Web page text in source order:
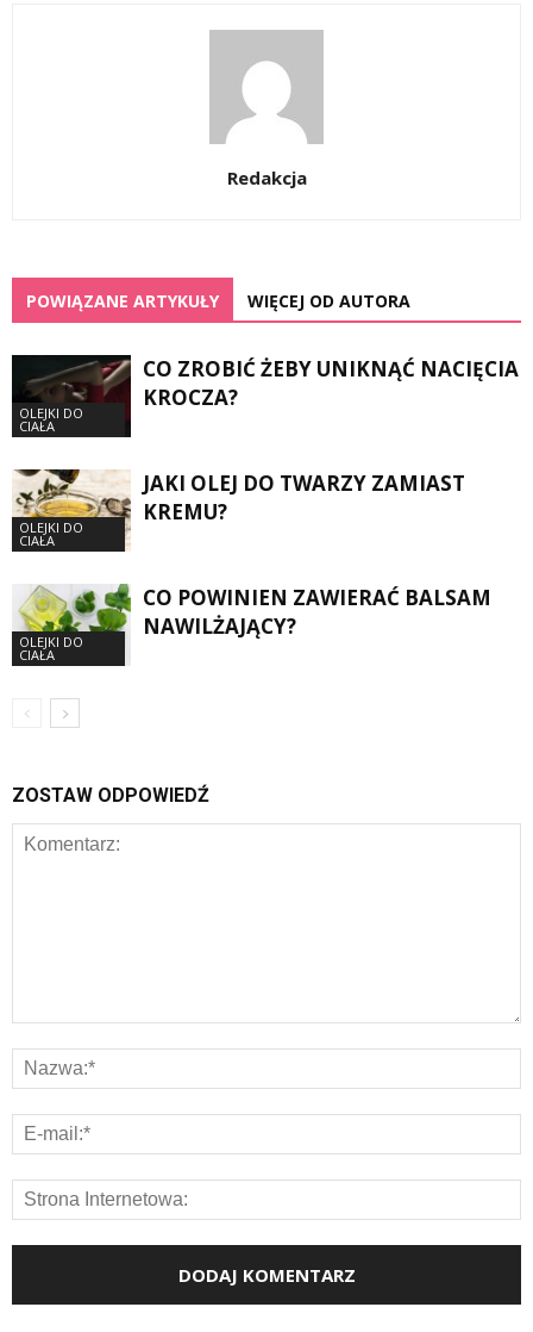
Redakcja
POWIĄZANE ARTYKUŁY WIĘCEJ OD AUTORA
OLEJKI DO
CIAŁA
CO ZROBIĆ ŻEBY UNIKNĄĆ NACIĘCIA
KROCZA?
OLEJKI DO
CIAŁA
JAKI OLEJ DO TWARZY ZAMIAST
KREMU?
OLEJKI DO
CIAŁA
CO POWINIEN ZAWIERAĆ BALSAM
NAWILŻAJĄCY?
ZOSTAW ODPOWIEDŹ